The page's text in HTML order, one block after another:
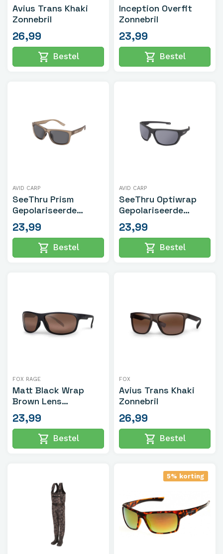
Avius Trans Khaki
Zonnebril
26,99
shopping_cart Bestel
Inception Overfit
Zonnebril
23,99
shopping_cart Bestel
AVID CARP
SeeThru Prism
Gepolariseerde
Zonnebril
23,99
shopping_cart Bestel
AVID CARP
SeeThru Optiwrap
Gepolariseerde
Zonnebril
23,99
shopping_cart Bestel
FOX RAGE
Matt Black Wrap
Brown Lens
Sunglasses
23,99
shopping_cart Bestel
FOX
Avius Trans Khaki
Zonnebril
26,99
shopping_cart Bestel
5% korting